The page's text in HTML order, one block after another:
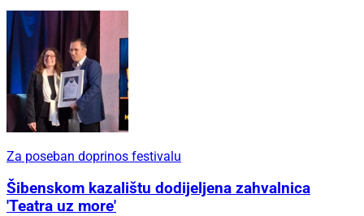
Za poseban doprinos festivalu
Šibenskom kazalištu dodijeljena zahvalnica
'Teatra uz more'